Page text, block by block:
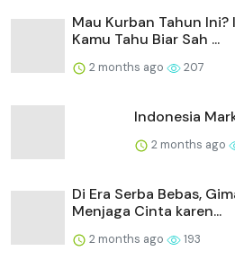
Mau Kurban Tahun Ini?
Kamu Tahu Biar Sah ...
2 months ago 207
Indonesia
2 months ago
Di Era Serba Bebas,
Menjaga Cinta karen...
2 months ago 193